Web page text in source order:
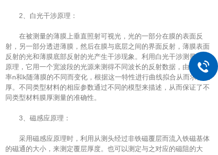
2、白光干涉原理：
在被测量的薄膜上垂直照射可视光，光的一部分在膜的表面反
射，另一部分透进薄膜，然后在膜与底层之间的界面反射，薄膜表面
反射的光和薄膜底部反射的光产生干涉现象。利用白光干涉测量法的
原理，它用一个宽波段的光源来测得不同波长的反射数据，由于反射
率n和k随薄膜的不同而变化，根据这一特性进行曲线拟合从而求得膜
厚。不同类型材料的相应参数通过不同的模型来描述，从而保证了不
同类型材料膜厚测量的准确性。
3、磁感应原理：
采用磁感应原理时，利用从测头经过非铁磁覆层而流入铁磁基体
的磁通的大小，来测定覆层厚度。也可以测定与之对应的磁阻的大